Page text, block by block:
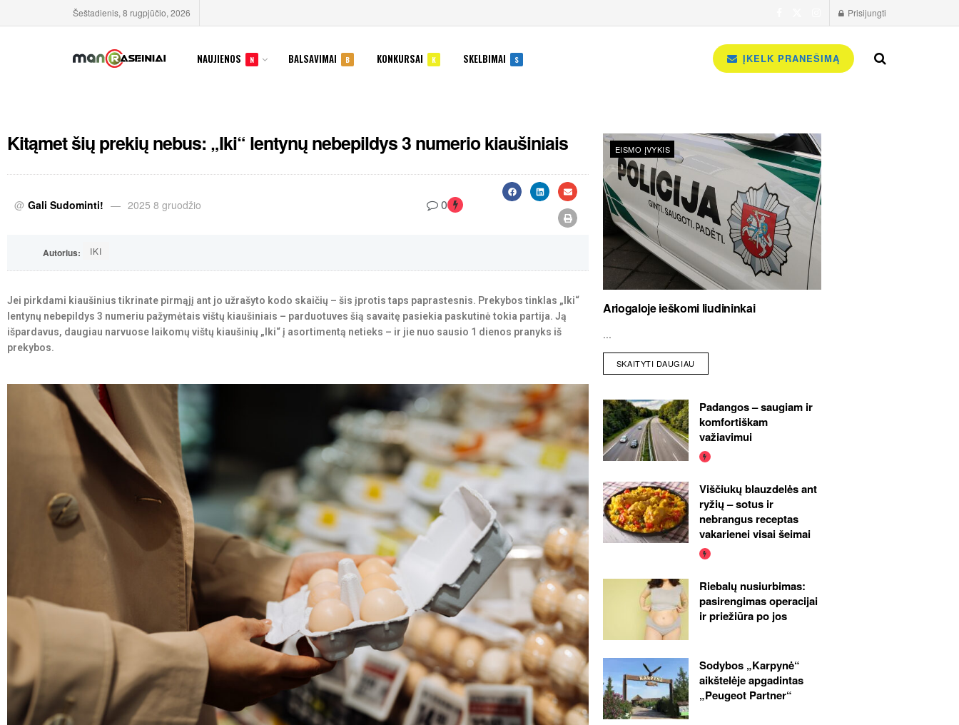
Šeštadienis, 8 rugpjūčio, 2026 Prisijungti
NAUJIENOS N BALSAVIMAI B KONKURSAI K SKELBIMAI S ĮKELK PRANEŠIMĄ
Kitąmet šių prekių nebus: „Iki“ lentynų nebepildys 3 numerio kiaušiniais
@ Gali Sudominti! 2025 8 gruodžio 0
Autorius: IKI
Jei pirkdami kiaušinius tikrinate pirmąjį ant jo užrašyto kodo skaičių – šis įprotis taps paprastesnis. Prekybos tinklas „Iki“
lentynų nebepildys 3 numeriu pažymėtais vištų kiaušiniais – parduotuves šią savaitę pasiekia paskutinė tokia partija. Ją
išpardavus, daugiau narvuose laikomų vištų kiaušinių „Iki“ į asortimentą netieks – ir jie nuo sausio 1 dienos pranyks iš
prekybos.
EISMO ĮVYKIS
Ariogaloje ieškomi liudininkai
...
SKAITYTI DAUGIAU
Padangos – saugiam ir
komfortiškam
važiavimui
Viščiukų blauzdelės ant
ryžių – sotus ir
nebrangus receptas
vakarienei visai šeimai
Riebalų nusiurbimas:
pasirengimas operacijai
ir priežiūra po jos
Sodybos „Karpynė“
aikštelėje apgadintas
„Peugeot Partner“